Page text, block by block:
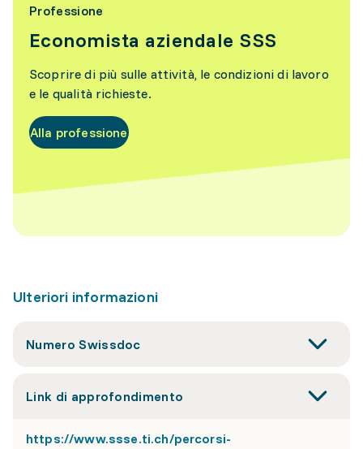
Professione
Economista aziendale SSS
Scoprire di più sulle attività, le condizioni di lavoro
e le qualità richieste.
Alla professione
Ulteriori informazioni
Numero Swissdoc
Link di approfondimento
https://www.ssse.ti.ch/percorsi-